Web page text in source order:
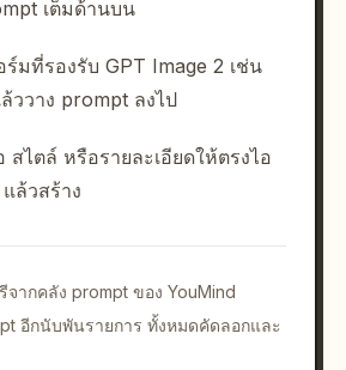
เต็มด้านบน
มที่รองรับ GPT Image 2 เช่น
ววาง prompt ลงไป
สไตล์ หรือรายละเอียดให้ตรงไอ
ล้วสร้าง
ากคลัง prompt ของ YouMind
อีกนับพันรายการ ทั้งหมดคัดลอกและ